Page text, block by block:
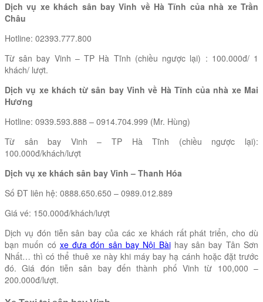
Dịch vụ xe khách sân bay Vinh về Hà Tĩnh của nhà xe Trần
Châu
Hotline: 02393.777.800
Từ sân bay Vinh – TP Hà Tĩnh (chiều ngược lại) : 100.000đ/ 1
khách/ lượt.
Dịch vụ xe khách từ sân bay Vinh về Hà Tĩnh của nhà xe Mai
Hương
Hotline: 0939.593.888 – 0914.704.999 (Mr. Hùng)
Từ sân bay Vinh – TP Hà Tĩnh (chiều ngược lại):
100.000đ/khách/lượt
Dịch vụ xe khách sân bay Vinh – Thanh Hóa
Số ĐT liên hệ: 0888.650.650 – 0989.012.889
Giá vé: 150.000đ/khách/lượt
Dịch vụ đón tiễn sân bay của các xe khách rất phát triển, cho dù
bạn muốn có xe đưa đón sân bay Nội Bàihay sân bay Tân Sơn
Nhất… thì có thể thuê xe này khi máy bay hạ cánh hoặc đặt trước
đó. Giá đón tiễn sân bay đến thành phố Vinh từ 100,000 –
200.000đ/lượt.